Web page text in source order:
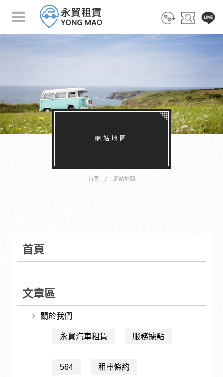
網站地圖
首頁 網站地圖
首頁
文章區
關於我們
永貿汽車租賃 服務據點
564 租車條約